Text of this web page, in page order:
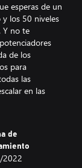
esperas de un
los 50 niveles
Y no te
de los
para
las
en las
de
2022